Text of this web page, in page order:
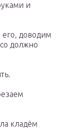
и
его, доводим
должно
кладём